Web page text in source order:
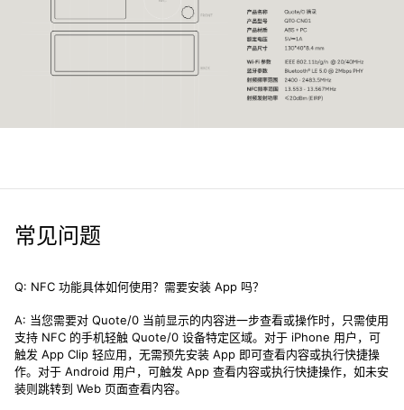
常见问题
Q: NFC 功能具体如何使用？需要安装 App 吗？
A: 当您需要对 Quote/0 当前显示的内容进一步查看或操作时，只需使用
支持 NFC 的手机轻触 Quote/0 设备特定区域。对于 iPhone 用户，可
触发 App Clip 轻应用，无需预先安装 App 即可查看内容或执行快捷操
作。对于 Android 用户，可触发 App 查看内容或执行快捷操作，如未安
装则跳转到 Web 页面查看内容。